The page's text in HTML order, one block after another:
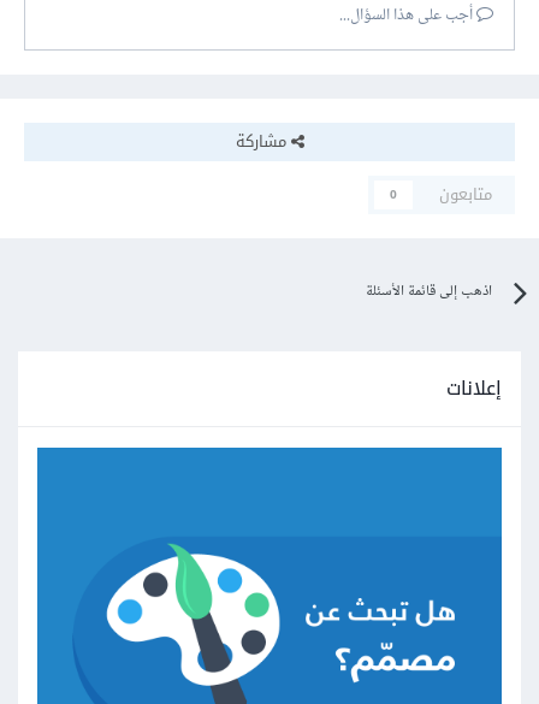
أجب على هذا السؤال...
مشاركة
متابعون
0
اذهب إلى قائمة الأسئلة
إعلانات